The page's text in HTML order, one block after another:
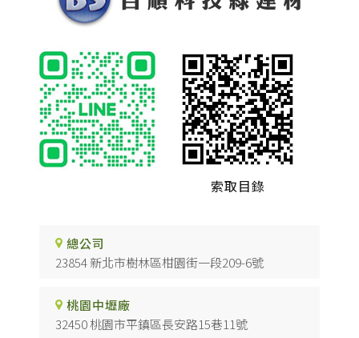
索取目錄
總公司
23854 新北市樹林區柑園街一段209-6號
桃園中壢廠
32450 桃園市平鎮區長安路15巷11號